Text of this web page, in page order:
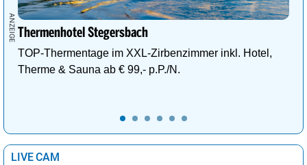
Thermenhotel Stegersbach
TOP-Thermentage im XXL-Zirbenzimmer inkl. Hotel,
Therme & Sauna ab € 99,- p.P./N.
LIVE CAM